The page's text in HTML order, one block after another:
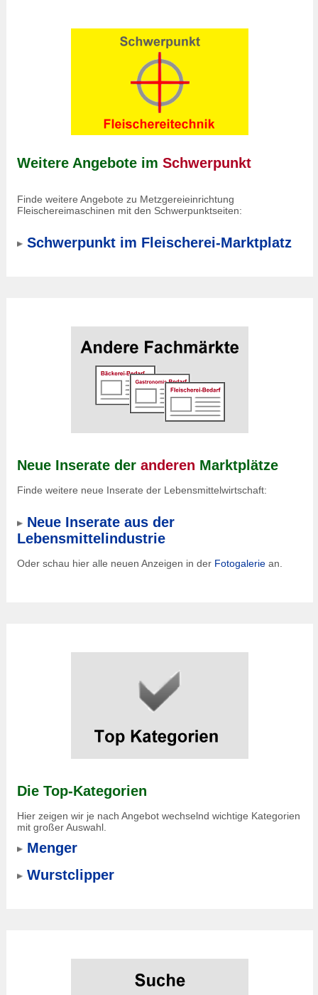
Weitere Angebote im Schwerpunkt
Finde weitere Angebote zu Metzgereieinrichtung
Fleischereimaschinen mit den Schwerpunktseiten:
Schwerpunkt im Fleischerei-Marktplatz
Neue Inserate der anderen Marktplätze
Finde weitere neue Inserate der Lebensmittelwirtschaft:
Neue Inserate aus der
Lebensmittelindustrie
Oder schau hier alle neuen Anzeigen in der Fotogalerie an.
Die Top-Kategorien
Hier zeigen wir je nach Angebot wechselnd wichtige Kategorien
mit großer Auswahl.
Menger
Wurstclipper